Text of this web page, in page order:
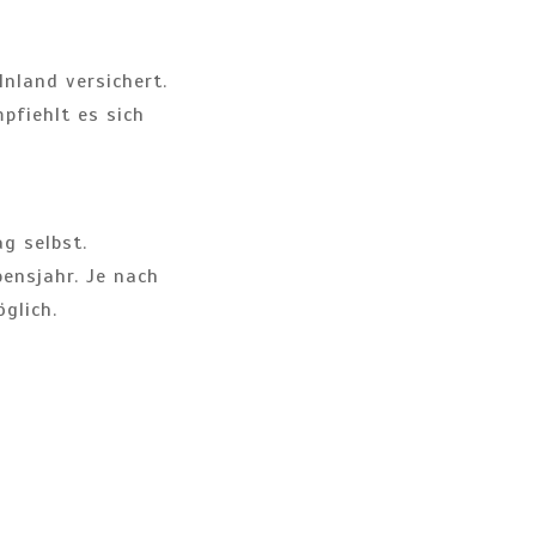
versichert.
es sich
selbst.
Je nach